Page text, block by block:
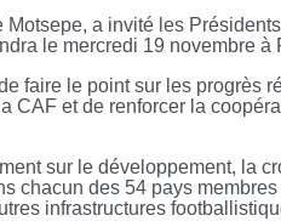
Motsepe, a invité les
le mercredi 19 novembre
faire le point sur les progrès
CAF et de renforcer la
sur le développement, la
chacun des 54 pays
infrastructures